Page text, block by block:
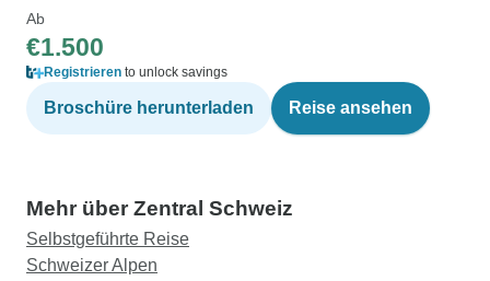
Ab
€1.500
Registrieren to unlock savings
Broschüre herunterladen Reise ansehen
Mehr über Zentral Schweiz
Selbstgeführte Reise
Schweizer Alpen